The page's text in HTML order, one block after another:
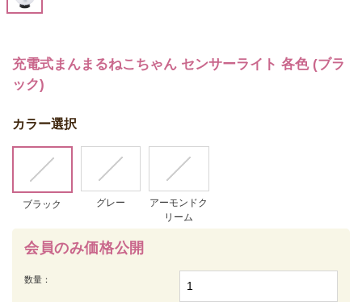
充電式まんまるねこちゃん センサーライト 各色 (ブラ
ック)
会員のみ価格公開
数量：
カラー選択
ブラック グレー
アーモンドク
リーム